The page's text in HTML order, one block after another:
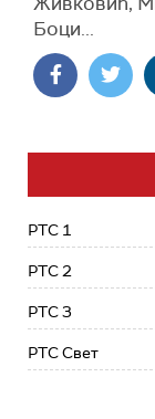
Боци...
РТС 1
РТС 2
РТС 3
РТС Свет